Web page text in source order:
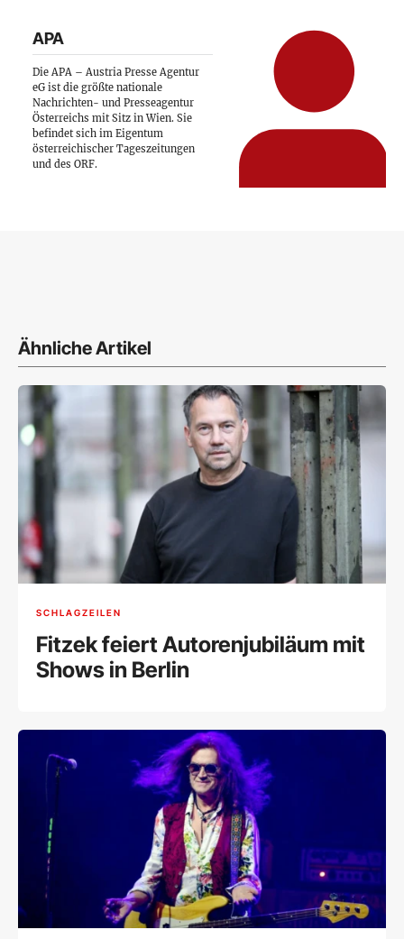
APA
Die APA – Austria Presse Agentur
eG ist die größte nationale
Nachrichten- und Presseagentur
Österreichs mit Sitz in Wien. Sie
befindet sich im Eigentum
österreichischer Tageszeitungen
und des ORF.
Ähnliche Artikel
SCHLAGZEILEN
Fitzek feiert Autorenjubiläum mit
Shows in Berlin